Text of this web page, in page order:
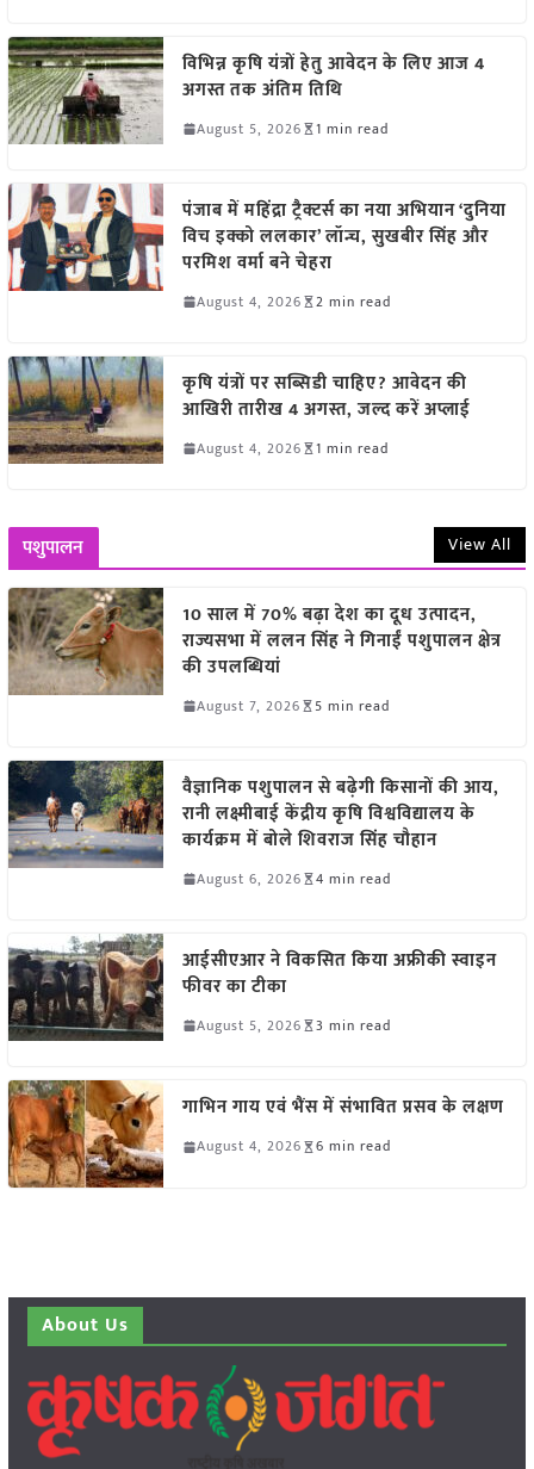
विभिन्न कृषि यंत्रों हेतु आवेदन के लिए आज 4
अगस्त तक अंतिम तिथि
August 5, 2026 1 min read
पंजाब में महिंद्रा ट्रैक्टर्स का नया अभियान ‘दुनिया
विच इक्को ललकार’ लॉन्च, सुखबीर सिंह और
परमिश वर्मा बने चेहरा
August 4, 2026 2 min read
कृषि यंत्रों पर सब्सिडी चाहिए? आवेदन की
आखिरी तारीख 4 अगस्त, जल्द करें अप्लाई
August 4, 2026 1 min read
पशुपालन View All
10 साल में 70% बढ़ा देश का दूध उत्पादन,
राज्यसभा में ललन सिंह ने गिनाईं पशुपालन क्षेत्र
की उपलब्धियां
August 7, 2026 5 min read
वैज्ञानिक पशुपालन से बढ़ेगी किसानों की आय,
रानी लक्ष्मीबाई केंद्रीय कृषि विश्वविद्यालय के
कार्यक्रम में बोले शिवराज सिंह चौहान
August 6, 2026 4 min read
आईसीएआर ने विकसित किया अफ्रीकी स्वाइन
फीवर का टीका
August 5, 2026 3 min read
गाभिन गाय एवं भैंस में संभावित प्रसव के लक्षण
August 4, 2026 6 min read
About Us